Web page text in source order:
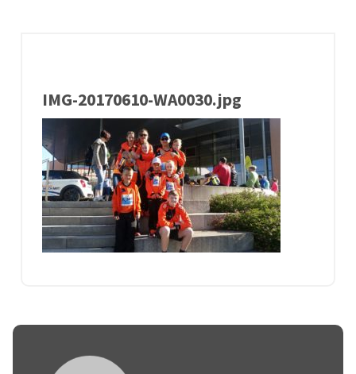
IMG-20170610-WA0030.jpg